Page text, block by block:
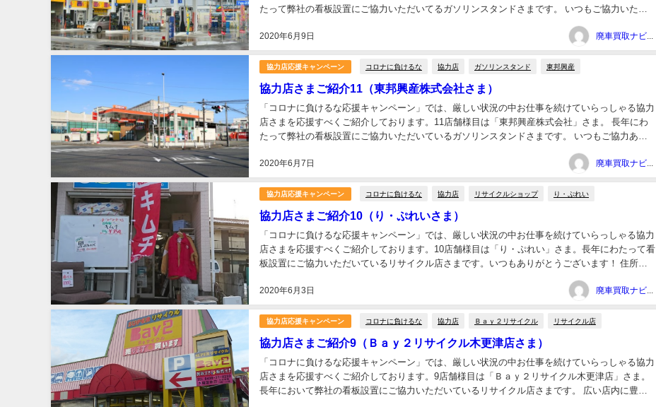
2020年6月9日
たって弊社の看板設置にご協力いただいてるガソリンスタンドさまです。 いつもご協力いただ
協力店応援キャンペーン コロナに負けるな 協力店 ガソリンスタンド 東邦興産
協力店さまご紹介11（東邦興産株式会社さま）
2020年6月7日
「コロナに負けるな応援キャンペーン」では、厳しい状況の中お仕事を続けていらっしゃる協力
店さまを応援すべくご紹介しております。11店舗様目は「東邦興産株式会社」さま。 長年にわ
たって弊社の看板設置にご協力いただいているガソリンスタンドさまです。 いつもご協力あり
協力店応援キャンペーン コロナに負けるな 協力店 リサイクルショップ り・ぷれい
協力店さまご紹介10（り・ぷれいさま）
2020年6月3日
「コロナに負けるな応援キャンペーン」では、厳しい状況の中お仕事を続けていらっしゃる協力
店さまを応援すべくご紹介しております。10店舗様目は「り・ぷれい」さま。長年にわたって看
板設置にご協力いただいているリサイクル店さまです。いつもありがとうございます！ 住所：
協力店応援キャンペーン コロナに負けるな 協力店 Ｂａｙ２リサイクル リサイクル店
協力店さまご紹介9（Ｂａｙ２リサイクル木更津店さま）
「コロナに負けるな応援キャンペーン」では、厳しい状況の中お仕事を続けていらっしゃる協力
店さまを応援すべくご紹介しております。9店舗様目は「Ｂａｙ２リサイクル木更津店」さま。
長年において弊社の看板設置にご協力いただいているリサイクル店さまです。 広い店内に豊富